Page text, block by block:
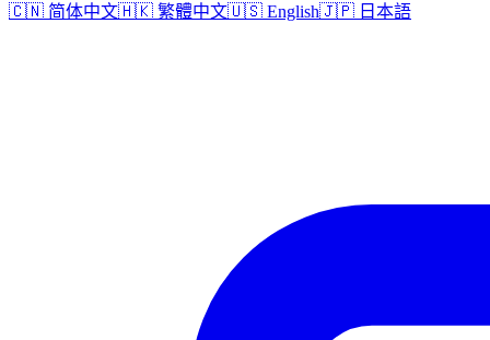
🇨🇳 简体中文🇭🇰 繁體中文🇺🇸 English🇯🇵 日本語